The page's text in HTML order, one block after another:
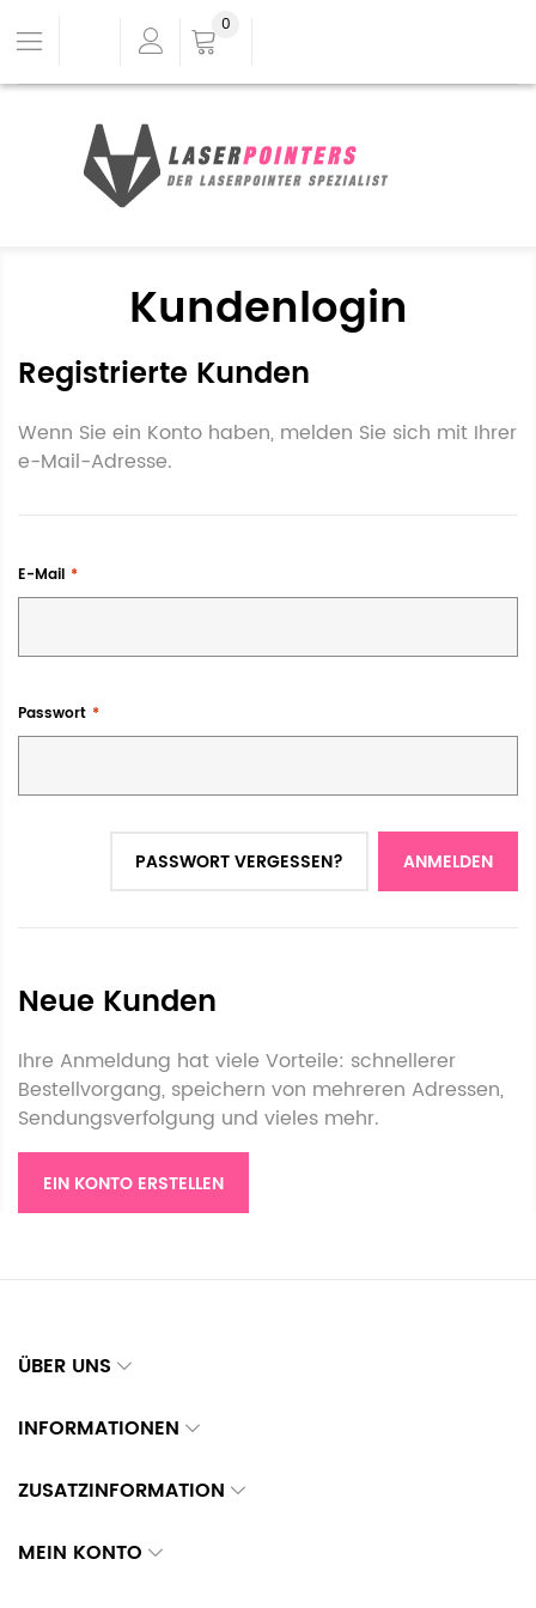
0
Kundenlogin
Registrierte Kunden
Wenn Sie ein Konto haben, melden Sie sich mit Ihrer
e-Mail-Adresse.
E-Mail
Passwort
ANMELDEN
PASSWORT VERGESSEN?
Neue Kunden
Ihre Anmeldung hat viele Vorteile: schnellerer
Bestellvorgang, speichern von mehreren Adressen,
Sendungsverfolgung und vieles mehr.
EIN KONTO ERSTELLEN
ÜBER UNS
INFORMATIONEN
ZUSATZINFORMATION
MEIN KONTO